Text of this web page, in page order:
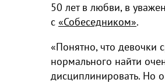
50 лет в любви, в
с «Собеседником».
«Понятно, что девочки
нормального найти
дисциплинировать. Но